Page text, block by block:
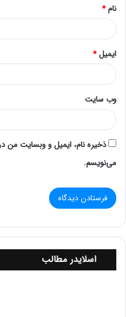
تأثیرات مصرف برق
۲. خطرات ایمنی
۱. انرژی‌های خورشیدی
۲. نرم‌افزارهای مدیریت داده
۷. آینده مصرف برق در اتاق‌های سرور
. ارزیابی و نظارت
۱. ابزارهای نظارتی
۹. چالش‌ها و موانع
۱. هزینه‌های سرمایه‌گذاری
۲. تغییر فرهنگ سازمانی
نقش فناوری‌های
نام*
ایمیل*
وب‌ سایت
ذخیره نام، ایمیل و وبسایت من
می‌نویسم.
اسلایدر مطالب